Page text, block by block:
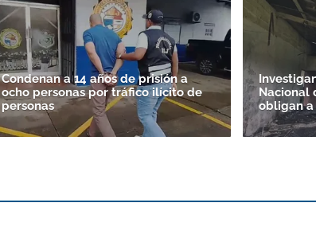
Condenan a 14 años de prisión a
ocho personas por tráfico ilícito de
personas
Nacional
obligan a